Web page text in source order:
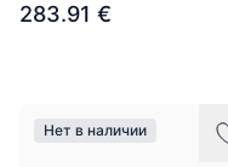
283.91 €
Нет в наличии